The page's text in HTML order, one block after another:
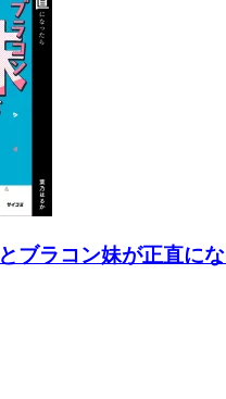
ブラコン妹が正直に